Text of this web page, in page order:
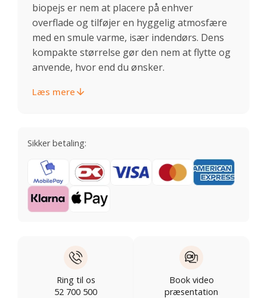
biopejs er nem at placere på enhver
overflade og tilføjer en hyggelig atmosfære
med en smule varme, især indendørs. Dens
kompakte størrelse gør den nem at flytte og
anvende, hvor end du ønsker.
Læs mere
Sikker betaling:
Ring til os
52 700 500
Book video
præsentation